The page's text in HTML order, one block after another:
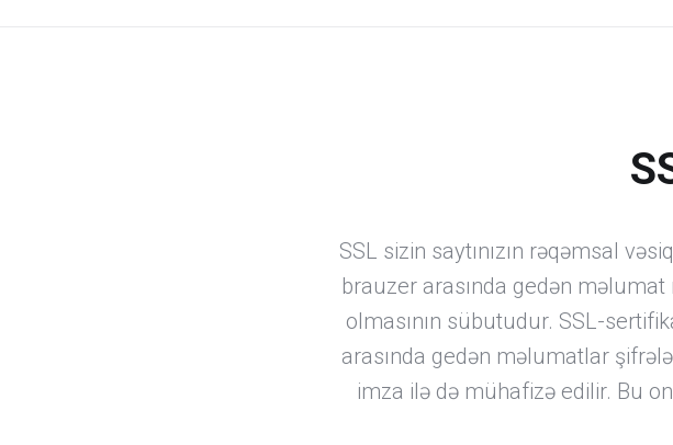
SSL sizin saytınızın rəqəmsal
brauzer arasında gedən
olmasının sübutudur. SSL-
arasında gedən məlumatlar
imza ilə də mühafizə edilir. Bu